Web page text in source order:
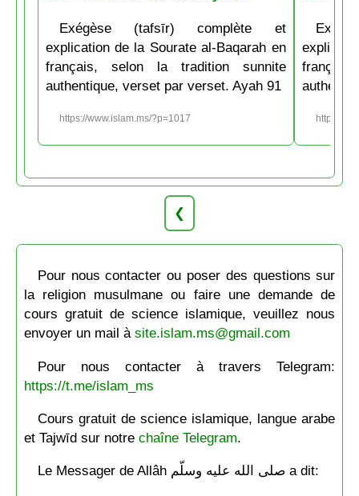
Exégèse (tafsīr) complète et
explication de la Sourate al-Baqarah en
français, selon la tradition sunnite
authentique, verset par verset. Ayah 91
https://www.islam.ms/?p=1017 https://
❮
Pour nous contacter ou poser des questions sur
la religion musulmane ou faire une demande de
cours gratuit de science islamique, veuillez nous
envoyer un mail à site.islam.ms@gmail.com
Pour nous contacter à travers Telegram:
https://t.me/islam_ms
Cours gratuit de science islamique, langue arabe
et Tajwīd sur notre chaîne Telegram.
Le Messager de Allâh صلى الله عليه وسلّم a dit: